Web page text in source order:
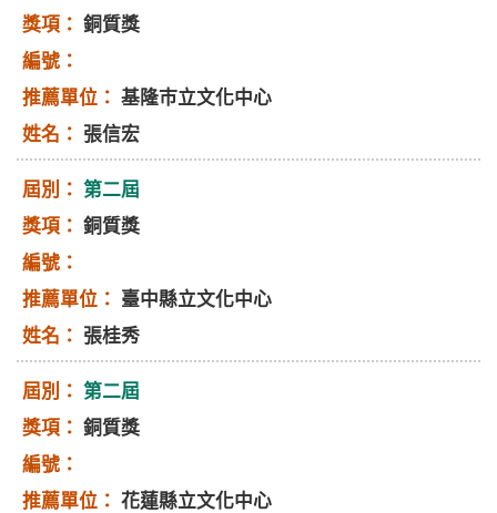
銅質獎
基隆巿立文化中心
張信宏
第二屆
銅質獎
臺中縣立文化中心
張桂秀
第二屆
銅質獎
花蓮縣立文化中心